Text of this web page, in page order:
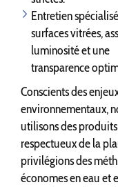
Entretien
surfaces vitrées,
luminosité et une
transparence
Conscients des
environnementaux,
utilisons des produits
respectueux de la
privilégions des
économes en eau et